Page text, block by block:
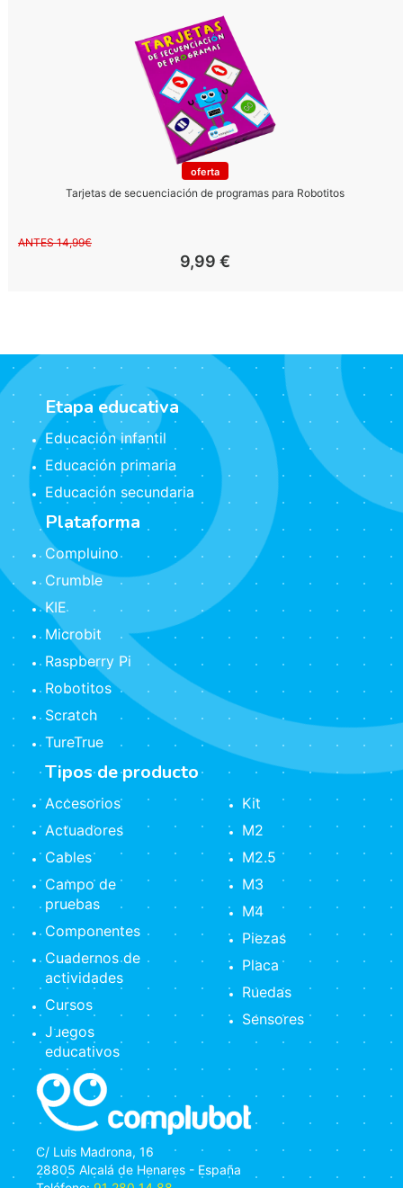
oferta
Tarjetas de secuenciación de programas para Robotitos
ANTES 14,99€
9,99 €
C/ Luis Madrona, 16
28805 Alcalá de Henares - España
Etapa educativa
Educación infantil
Educación primaria
Educación secundaria
Plataforma
Compluino
Crumble
KIE
Microbit
Raspberry Pi
Robotitos
Scratch
TureTrue
Tipos de producto
Accesorios
Actuadores
Cables
Campo de
pruebas
Componentes
Cuadernos de
actividades
Cursos
Juegos
educativos
Kit
M2
M2.5
M3
M4
Piezas
Placa
Ruedas
Sensores